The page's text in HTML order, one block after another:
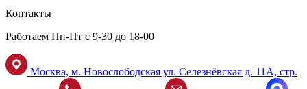
Контакты
Работаем Пн-Пт с 9-30 до 18-00
Москва, м. Новослободская ул. Селезнёвская д. 11А, стр.